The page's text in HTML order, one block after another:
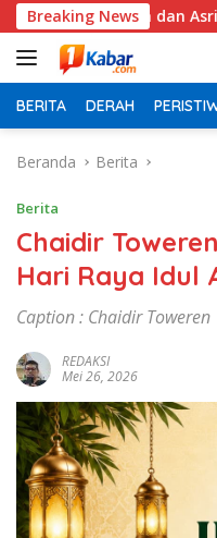
Langsung
ke
konten
Breaking News
dan Asri,
BERITA DERAH
Beranda Berita
Berita
Chaidir
Hari Raya Idul
Caption : Chaidir Toweren
REDAKSI
Mei 26, 2026